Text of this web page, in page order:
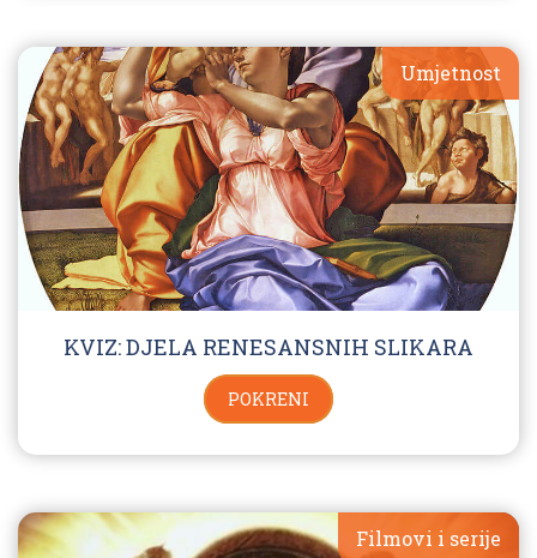
Umjetnost
KVIZ: DJELA RENESANSNIH SLIKARA
POKRENI
Filmovi i serije